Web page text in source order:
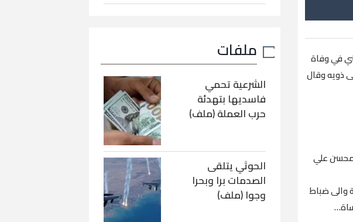
في وفاة
ذويه وقال
محسن علي
والى ضباط
ملفات
الشرعية تحمي
فاسديها بتهدئة
حرب العملة (ملف)
الحوثي يتلقى
الصدمات برا وبحرا
وجوا (ملف)